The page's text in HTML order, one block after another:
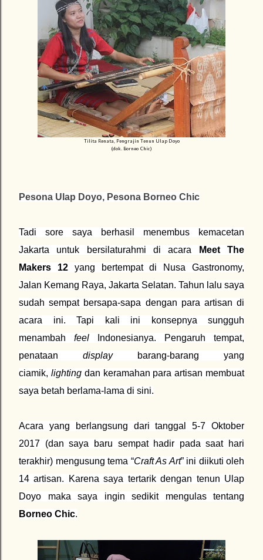
Tilita Renata, Pengrajin Tenun Ulap Doyo
(dok. Borneo Chic)
Pesona Ulap Doyo, Pesona Borneo Chic
Tadi sore saya berhasil menembus kemacetan
Jakarta untuk bersilaturahmi di acara
Meet The
Makers 12 yang bertempat di Nusa Gastronomy,
Jalan Kemang Raya, Jakarta Selatan. Tahun lalu saya
sudah sempat bersapa-sapa dengan para artisan di
acara ini. Tapi kali ini konsepnya sungguh
menambah feel Indonesianya. Pengaruh tempat,
penataan displaybarang-barang yang
ciamik, lightingdan keramahan para artisan membuat
saya betah berlama-lama di sini.
Acara yang berlangsung dari tanggal 5-7 Oktober
2017 (dan saya baru sempat hadir pada saat hari
terakhir) mengusung tema “Craft As Art” ini diikuti oleh
14 artisan. Karena saya tertarik dengan tenun Ulap
Doyo maka saya ingin sedikit mengulas tentang
Borneo Chic.